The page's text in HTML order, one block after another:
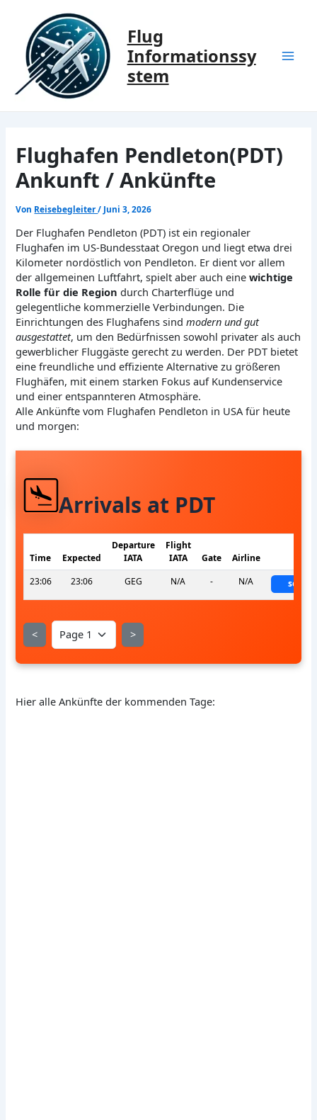
springen
Flug
Informationssy
stem
Flughafen Pendleton(PDT)
Ankunft / Ankünfte
Von Reisebegleiter/ Juni 3, 2026
Der Flughafen Pendleton (PDT) ist ein regionaler
Flughafen im US-Bundesstaat Oregon und liegt etwa drei
Kilometer nordöstlich von Pendleton. Er dient vor allem
der allgemeinen Luftfahrt, spielt aber auch einewichtige
Rolle für die Region durch Charterflüge und
gelegentliche kommerzielle Verbindungen. Die
Einrichtungen des Flughafens sindmodern und gut
ausgestattet, um den Bedürfnissen sowohl privater als auch
gewerblicher Fluggäste gerecht zu werden. Der PDT bietet
eine freundliche und effiziente Alternative zu größeren
Flughäfen, mit einem starken Fokus auf Kundenservice
und einer entspannteren Atmosphäre.
Alle Ankünfte vom Flughafen Pendleton in USA für heute
und morgen:
Arrivals at PDT
Time Expected
Departure
IATA
Flight
IATA
Gate Airline
23:06
23:06 GEG N/A - N/A
< >
Hier alle Ankünfte der kommenden Tage: